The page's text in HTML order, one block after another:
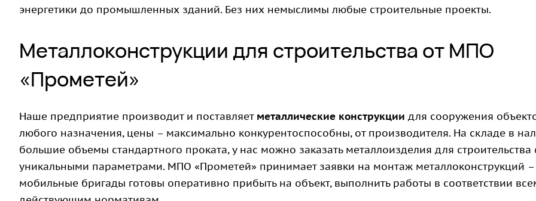
энергетики до промышленных зданий. Без них немыслимы любые строительные проекты.
Металлоконструкции для строительства от МПО
«Прометей»
Наше предприятие производит и поставляет металлические конструкции для сооружения
любого назначения, цены – максимально конкурентоспособны, от производителя. На складе в
большие объемы стандартного проката, у нас можно заказать металлоизделия для строительства
уникальными параметрами. МПО «Прометей» принимает заявки на монтаж металлоконструкций –
мобильные бригады готовы оперативно прибыть на объект, выполнить работы в соответствии